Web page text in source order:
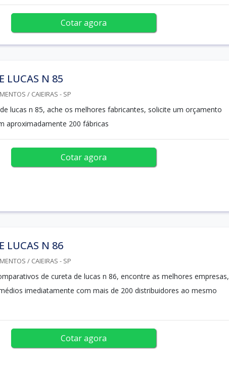
Cotar agora
LUCAS N 85
/ CAIEIRAS - SP
lucas n 85, ache os melhores fabricantes, solicite um orçamento
aproximadamente 200 fábricas
Cotar agora
LUCAS N 86
/ CAIEIRAS - SP
de cureta de lucas n 86, encontre as melhores empresas,
imediatamente com mais de 200 distribuidores ao mesmo
Cotar agora